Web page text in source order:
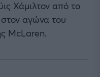
Χάμιλτον από το
στον αγώνα του
McLaren.